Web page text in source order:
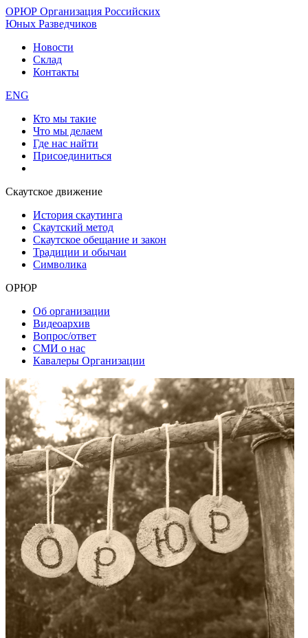
ОРЮР Организация Российских
Юных Разведчиков
Новости
Склад
Контакты
ENG
Кто мы такие
Что мы делаем
Где нас найти
Присоединиться
Скаутское движение
История скаутинга
Скаутский метод
Скаутское обещание и закон
Традиции и обычаи
Символика
ОРЮР
Об организации
Видеоархив
Вопрос/ответ
СМИ о нас
Кавалеры Организации